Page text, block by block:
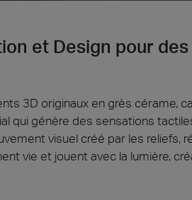
et Design pour
3D originaux en grès cérame,
qui génère des sensations
visuel créé par les reliefs,
vie et jouent avec la lumière,